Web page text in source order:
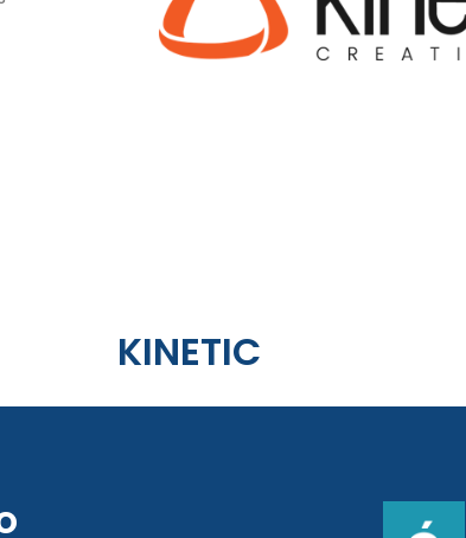
KINETIC